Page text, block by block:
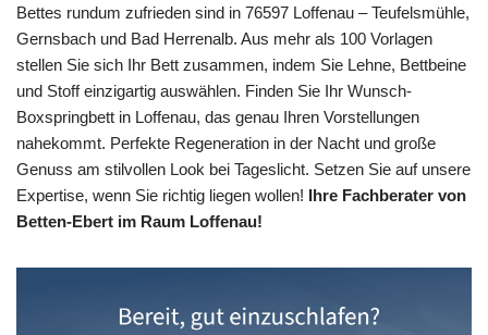
Bettes rundum zufrieden sind in 76597 Loffenau – Teufelsmühle,
Gernsbach und Bad Herrenalb. Aus mehr als 100 Vorlagen
stellen Sie sich Ihr Bett zusammen, indem Sie Lehne, Bettbeine
und Stoff einzigartig auswählen. Finden Sie Ihr Wunsch-
Boxspringbett in Loffenau, das genau Ihren Vorstellungen
nahekommt. Perfekte Regeneration in der Nacht und große
Genuss am stilvollen Look bei Tageslicht. Setzen Sie auf unsere
Expertise, wenn Sie richtig liegen wollen! Ihre Fachberater von
Betten-Ebert im Raum Loffenau!